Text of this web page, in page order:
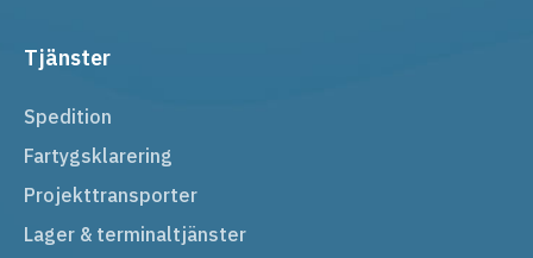
Tjänster
Spedition
Fartygsklarering
Projekttransporter
Lager & terminaltjänster